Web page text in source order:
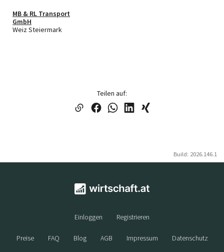
MB & RL Transport
GmbH
Weiz Steiermark
Teilen auf:
Build: 2026.146.1
Einloggen Registrieren
Preise FAQ Blog AGB Impressum
Datenschutz